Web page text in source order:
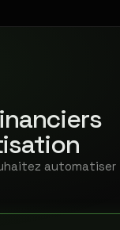
automatiser